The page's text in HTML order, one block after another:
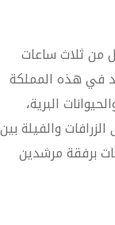
من ثلاث ساعات
في هذه المملكة
البرية،
والفيلة بين
برفقة مرشدين